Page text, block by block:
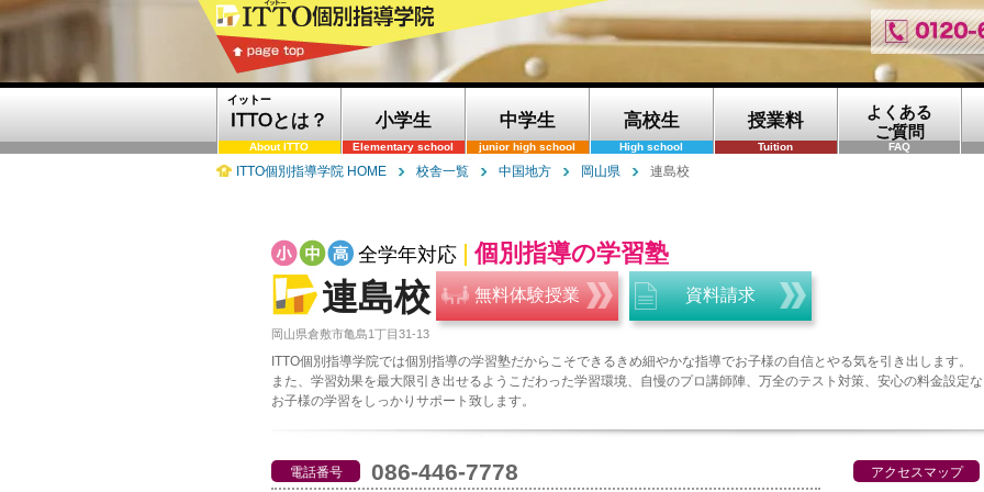
イットー
ITTOとは？
About ITTO
小学生
Elementary school
中学生
junior high school
高校生
High school
授業料
Tuition
よくある
ご質問
FAQ
ITTO個別指導学院 HOME 校舎一覧 中国地方 岡山県 連島校
全学年対応 個別指導の学習塾
連島校 無料体験授業 資料請求
岡山県倉敷市亀島1丁目31-13
ITTO個別指導学院では個別指導の学習塾だからこそできるきめ細やかな指導でお子様の自信とやる気を引き出します。
また、学習効果を最大限引き出せるようこだわった学習環境、自慢のプロ講師陣、万全のテスト対策、安心の料金設定
お子様の学習をしっかりサポート致します。
電話番号 086-446-7778 アクセスマップ